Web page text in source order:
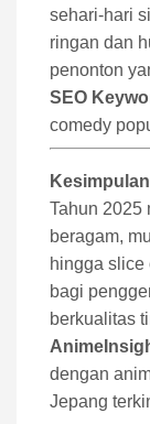
sehari-hari
ringan dan
penonton
SEO
comedy
Kesimpulan
Tahun 2025
beragam,
hingga slice
bagi
berkualitas
dengan
Jepang